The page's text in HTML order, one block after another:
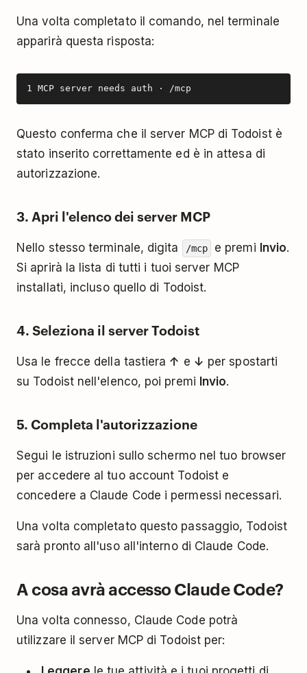
Una volta completato il comando, nel terminale
apparirà questa risposta:
1 MCP server needs auth · /mcp
Questo conferma che il server MCP di Todoist è
stato inserito correttamente ed è in attesa di
autorizzazione.
3. Apri l'elenco dei server MCP
Nello stesso terminale, digita /mcp e premi Invio.
Si aprirà la lista di tutti i tuoi server MCP
installati, incluso quello di Todoist.
4. Seleziona il server Todoist
Usa le frecce della tastiera ↑ e ↓ per spostarti
su Todoist nell'elenco, poi premi Invio.
5. Completa l'autorizzazione
Segui le istruzioni sullo schermo nel tuo browser
per accedere al tuo account Todoist e
concedere a Claude Code i permessi necessari.
Una volta completato questo passaggio, Todoist
sarà pronto all'uso all'interno di Claude Code.
A cosa avrà accesso Claude Code?
Una volta connesso, Claude Code potrà
utilizzare il server MCP di Todoist per: